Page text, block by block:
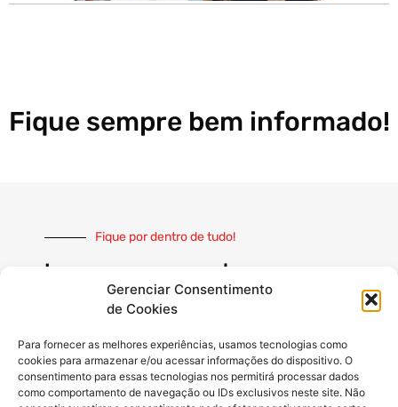
Gerenciar Consentimento
de Cookies
Para fornecer as melhores experiências, usamos tecnologias como
cookies para armazenar e/ou acessar informações do dispositivo. O
consentimento para essas tecnologias nos permitirá processar dados
como comportamento de navegação ou IDs exclusivos neste site. Não
Fique sempre bem informado!
Fique por dentro de tudo!
Inscreva-se e receba nossas
notícias sempre atualizadas
INSCREVER